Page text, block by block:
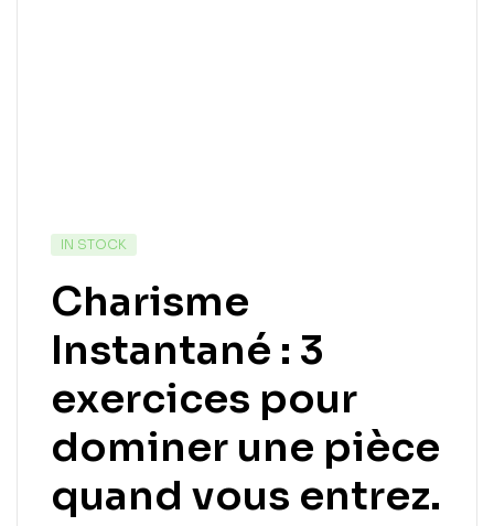
IN STOCK
Charisme
Instantané : 3
exercices pour
dominer une pièce
quand vous entrez.